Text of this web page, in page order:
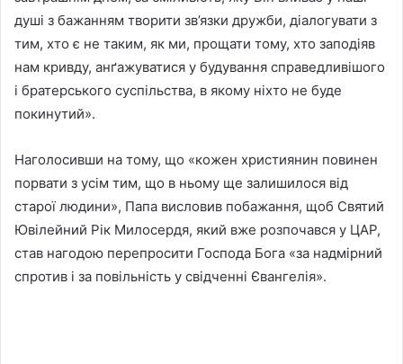
душі з бажанням творити зв’язки дружби, діалогувати з
тим, хто є не таким, як ми, прощати тому, хто заподіяв
нам кривду, анґажуватися у будування справедливішого
і братерського суспільства, в якому ніхто не буде
покинутий».
Наголосивши на тому, що «кожен християнин повинен
порвати з усім тим, що в ньому ще залишилося від
старої людини», Папа висловив побажання, щоб Святий
Ювілейний Рік Милосердя, який вже розпочався у ЦАР,
став нагодою перепросити Господа Бога «за надмірний
спротив і за повільність у свідченні Євангелія».